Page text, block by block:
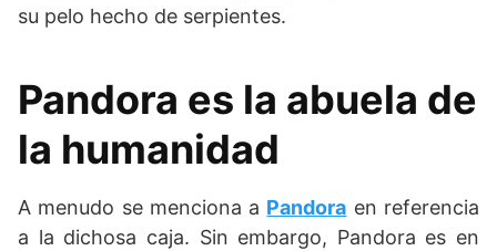
su pelo hecho de serpientes.
Pandora es la abuela de
la humanidad
A menudo se menciona a Pandora en referencia
a la dichosa caja. Sin embargo, Pandora es en